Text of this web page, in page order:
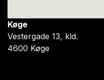
Køge
Vestergade 13, kld.
4600 Køge